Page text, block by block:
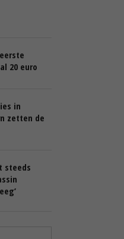
20 euro
in
zetten de
steeds